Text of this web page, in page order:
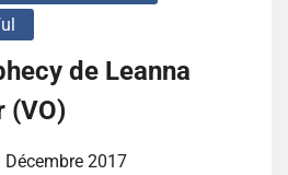
de Leanna
(VO)
Décembre 2017